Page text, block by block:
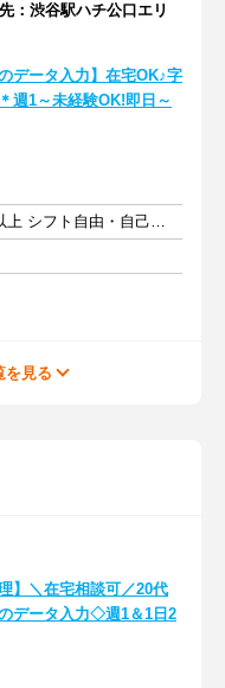
渋谷駅ハチ公口エリ
データ入力】在宅OK♪字
週1～未経験OK!即日～
週1日以上 1日4時間以上 シフト自由・自己申告
を見る
】＼在宅相談可／20代
データ入力◇週1＆1日2